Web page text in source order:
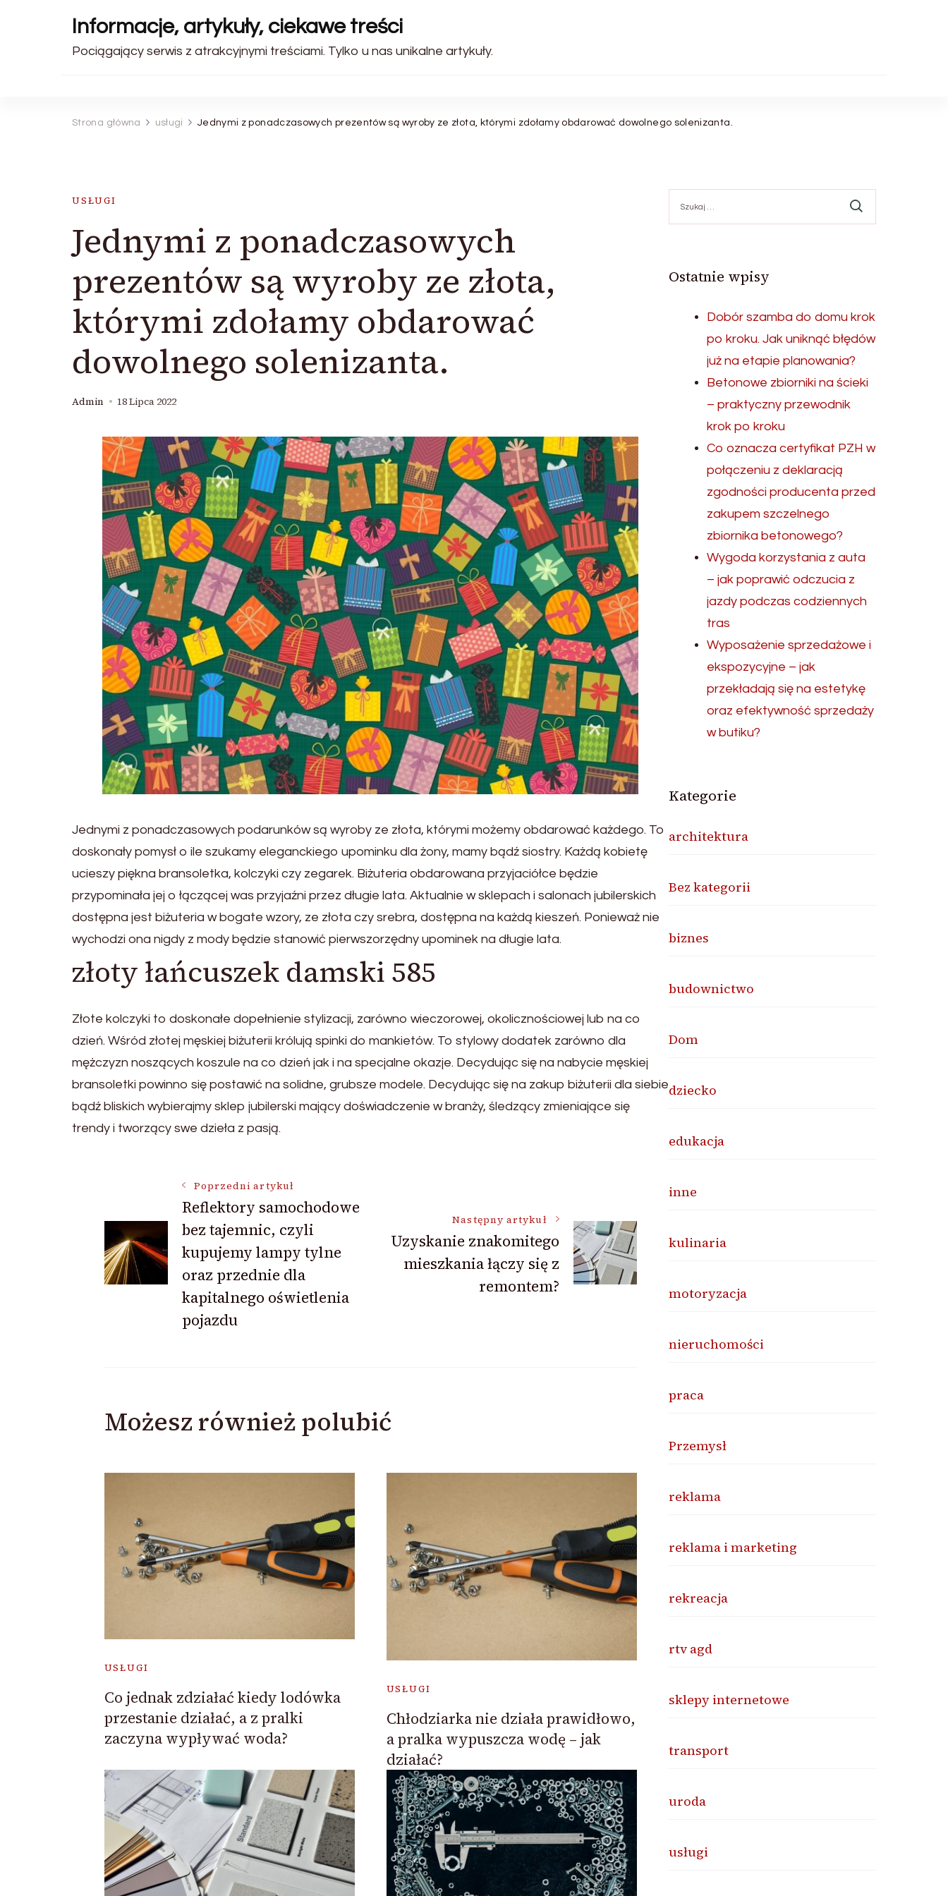
Informacje, artykuły, ciekawe treści
Pociągający serwis z atrakcyjnymi treściami. Tylko u nas unikalne artykuły.
Strona główna usługi Jednymi z ponadczasowych prezentów są wyroby ze złota, którymi zdołamy obdarować dowolnego solenizanta.
USŁUGI
Jednymi z ponadczasowych
prezentów są wyroby ze złota,
którymi zdołamy obdarować
dowolnego solenizanta.
Admin 18 Lipca 2022
Jednymi z ponadczasowych podarunków są wyroby ze złota, którymi możemy obdarować każdego. To
doskonały pomysł o ile szukamy eleganckiego upominku dla żony, mamy bądź siostry. Każdą kobietę
ucieszy piękna bransoletka, kolczyki czy zegarek. Biżuteria obdarowana przyjaciółce będzie
przypominała jej o łączącej was przyjaźni przez długie lata. Aktualnie w sklepach i salonach jubilerskich
dostępna jest biżuteria w bogate wzory, ze złota czy srebra, dostępna na każdą kieszeń. Ponieważ nie
wychodzi ona nigdy z mody będzie stanowić pierwszorzędny upominek na długie lata.
złoty łańcuszek damski 585
Złote kolczyki to doskonałe dopełnienie stylizacji, zarówno wieczorowej, okolicznościowej lub na co
dzień. Wśród złotej męskiej biżuterii królują spinki do mankietów. To stylowy dodatek zarówno dla
mężczyzn noszących koszule na co dzień jak i na specjalne okazje. Decydując się na nabycie męskiej
bransoletki powinno się postawić na solidne, grubsze modele. Decydując się na zakup biżuterii dla siebie
bądź bliskich wybierajmy sklep jubilerski mający doświadczenie w branży, śledzący zmieniające się
trendy i tworzący swe dzieła z pasją.
Nawigacja
wpisu
Poprzedni artykuł
Reflektory samochodowe
bez tajemnic, czyli
kupujemy lampy tylne
oraz przednie dla
kapitalnego oświetlenia
pojazdu
Następny artykuł
Uzyskanie znakomitego
mieszkania łączy się z
remontem?
Możesz również polubić
USŁUGI
Co jednak zdziałać kiedy lodówka
przestanie działać, a z pralki
zaczyna wypływać woda?
USŁUGI
Chłodziarka nie działa prawidłowo,
a pralka wypuszcza wodę – jak
działać?
Ostatnie wpisy
Dobór szamba do domu krok
po kroku. Jak uniknąć błędów
już na etapie planowania?
Betonowe zbiorniki na ścieki
– praktyczny przewodnik
krok po kroku
Co oznacza certyfikat PZH w
połączeniu z deklaracją
zgodności producenta przed
zakupem szczelnego
zbiornika betonowego?
Wygoda korzystania z auta
– jak poprawić odczucia z
jazdy podczas codziennych
tras
Wyposażenie sprzedażowe i
ekspozycyjne – jak
przekładają się na estetykę
oraz efektywność sprzedaży
w butiku?
Kategorie
architektura
Bez kategorii
biznes
budownictwo
Dom
dziecko
edukacja
inne
kulinaria
motoryzacja
nieruchomości
praca
Przemysł
reklama
reklama i marketing
rekreacja
rtv agd
sklepy internetowe
transport
uroda
usługi